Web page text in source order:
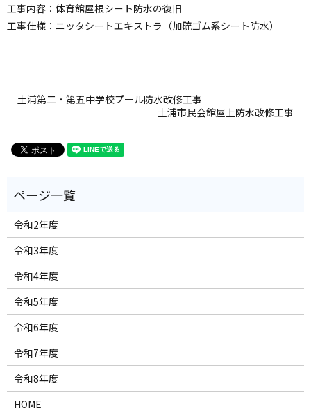
工事内容 ： 体育館屋根シート防水の復旧
工事仕様 ： ニッタシートエキストラ（加硫ゴム系シート防水）
土浦第二・第五中学校プール防水改修工事
土浦市民会館屋上防水改修工事
令和2年度
令和3年度
令和4年度
令和5年度
令和6年度
令和7年度
令和8年度
HOME